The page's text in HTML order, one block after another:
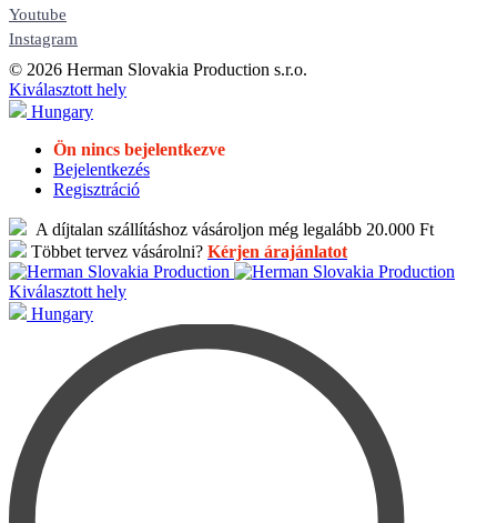
Youtube
Instagram
© 2026 Herman Slovakia Production s.r.o.
Kiválasztott hely
Hungary
Ön nincs bejelentkezve
Bejelentkezés
Regisztráció
A díjtalan szállításhoz vásároljon még legalább 20.000 Ft
Többet tervez vásárolni? Kérjen árajánlatot
Kiválasztott hely
Hungary